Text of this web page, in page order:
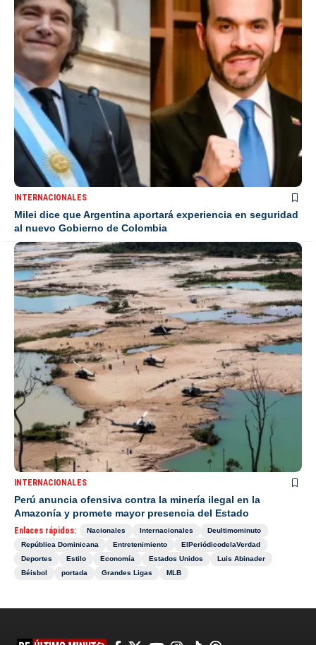
INTERNACIONALES
Milei dice que Argentina aportará experiencia en seguridad
al nuevo Gobierno de Colombia
INTERNACIONALES
Perú anuncia ofensiva contra la minería ilegal en la
Amazonía y promete mayor presencia del Estado
Enlaces rápidos: Nacionales Internacionales
Deultimominuto
República Dominicana
Entretenimiento
ElPeriódicodelaVerdad
Deportes
Estilo Economía Estados Unidos
Luis Abinader
Béisbol
portada Grandes Ligas MLB